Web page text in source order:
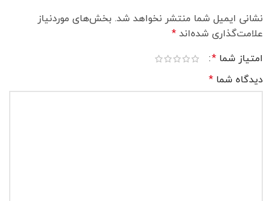
نشانی ایمیل شما منتشر نخواهد شد. بخش‌های موردنیاز
علامت‌گذاری شده‌اند *
امتیاز شما *
دیدگاه شما *